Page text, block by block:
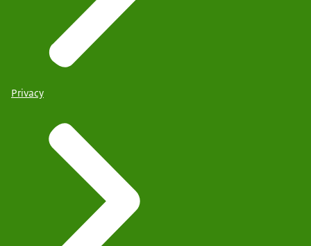
Privacy